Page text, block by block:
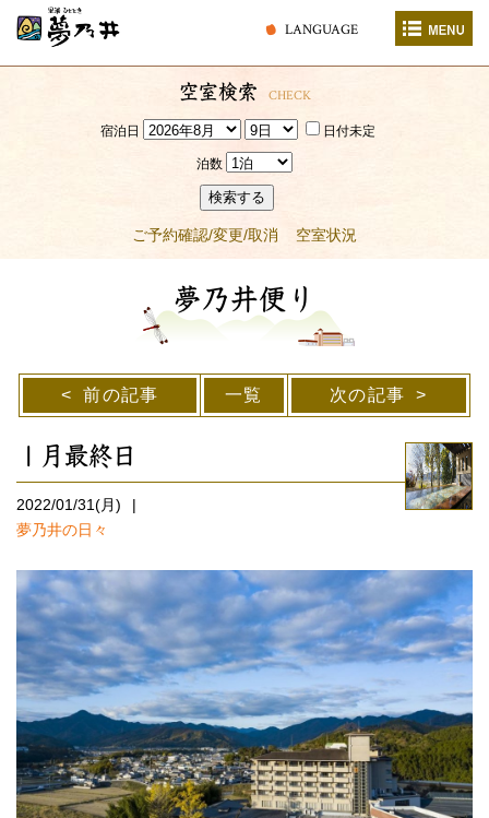
LANGUAGE
空室検索 CHECK
宿泊日 日付未定
泊数
検索する
ご予約確認/変更/取消 空室状況
夢乃井便り
前の記事 一覧 次の記事
１月最終日
2022/01/31(月)
夢乃井の日々